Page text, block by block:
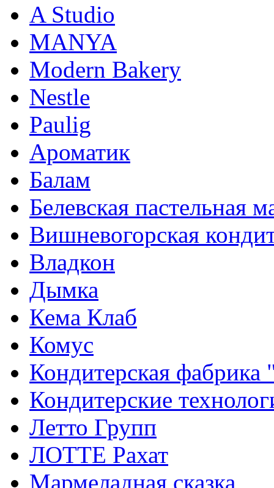
A Studio
MANYA
Modern Bakery
Nestle
Paulig
Ароматик
Балам
Белевская пастельная
Вишневогорская
Владкон
Дымка
Кема Клаб
Комус
Кондитерская фабрика
Кондитерские
Летто Групп
ЛОТТЕ Рахат
Мармеладная сказка